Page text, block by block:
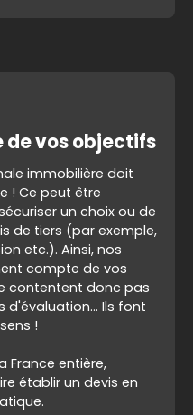
de vos objectifs
immobilière doit
! Ce peut être
un choix ou de
de tiers (par exemple,
etc.). Ainsi, nos
compte de vos
contentent donc pas
d'évaluation... Ils font
!
France entière,
établir un devis en